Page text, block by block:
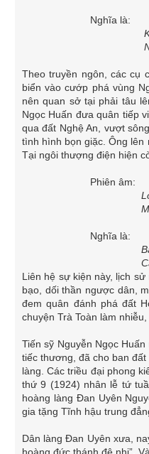
Nghĩa là:
Theo truyền ngôn, các cụ
biển vào cướp phá vùng
nên quan sở tại phải tâu
Ngọc Huấn đưa quân tiếp
qua đất Nghệ An, vượt
tình hình bọn giặc. Ông lên
Tại ngôi thượng điện hiện
Phiên âm:
Mã
Nghĩa là:
Liên hệ sự kiện này, lịch
bạo, dối thần ngược dân,
đem quân đánh phá đất
chuyện Trà Toàn làm
Tiến sỹ Nguyễn Ngọc
tiếc thương, đã cho ban
làng. Các triều đại phong
thứ 9 (1924) nhân lễ tứ
hoàng làng Đan Uyên
gia tặng Tĩnh hậu trung
Dân làng Đan Uyên xưa,